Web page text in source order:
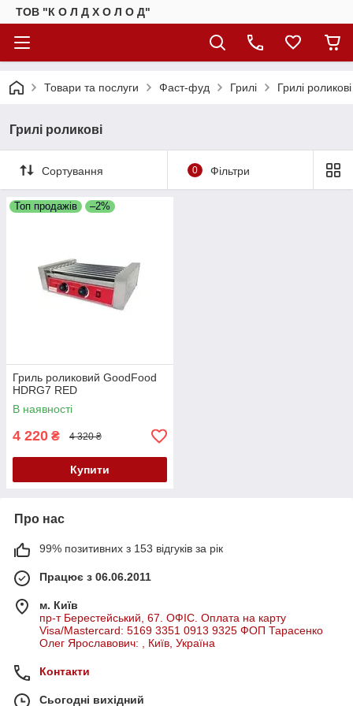
ТОВ "К О Л Д Х О Л О Д"
Товари та послуги Фаст-фуд Грилі Грилі роликові
Грилі роликові
Сортування 0 Фільтри
Топ продажів –2%
Гриль роликовий GoodFood
HDRG7 RED
В наявності
4 220 ₴ 4 320 ₴
Купити
Про нас
99% позитивних з 153 відгуків за рік
Працює з 06.06.2011
м. Київ
пр-т Берестейський, 67. ОФІС. Оплата на карту
Visa/Mastercard: 5169 3351 0913 9325 ФОП Тарасенко
Олег Ярославович: , Київ, Україна
Контакти
Сьогодні вихідний